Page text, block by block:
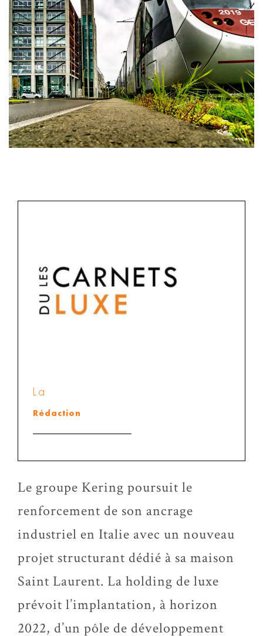
La
Rédaction
Le groupe Kering poursuit le
renforcement de son ancrage
industriel en Italie avec un nouveau
projet structurant dédié à sa maison
Saint Laurent. La holding de luxe
prévoit l’implantation, à horizon
2022, d’un pôle de développement